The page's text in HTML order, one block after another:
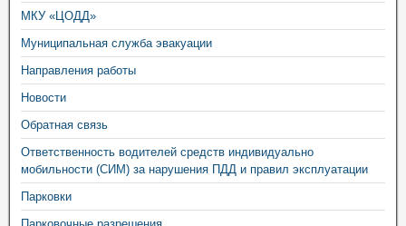
МКУ «ЦОДД»
Муниципальная служба эвакуации
Направления работы
Новости
Обратная связь
Ответственность водителей средств индивидуально
мобильности (СИМ) за нарушения ПДД и правил эксплуатации
Парковки